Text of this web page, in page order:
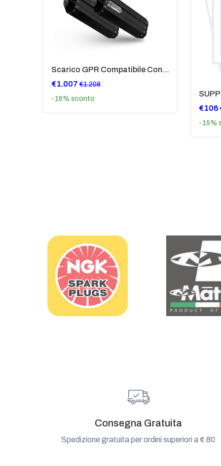
Scarico GPR Compatibile Con Bmw K 1600 Gt 2017-2021 - Hyper Sonic Black Titanium
€1.007 €1.208
-16% sconto
€106
-15%
Consegna Gratuita
Spedizione gratuita per ordini superiori a € 80